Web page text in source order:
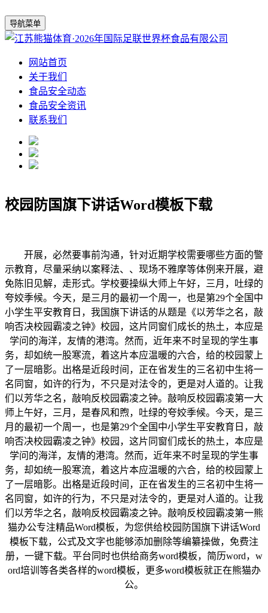
导航菜单
网站首页
关于我们
食品安全动态
食品安全资讯
联系我们
校园防国旗下讲话Word模板下载
开展，必然要事前沟通，针对近期学校需要哪些方面的警
示教育，尽量采纳以案释法、、现场不雅摩等体例来开展，避
免陈旧见解，走形式。学校要操纵大师上午好，三月，吐绿的
夸姣季候。今天，是三月的最初一个周一，也是第29个全国中
小学生平安教育日，我国旗下讲话的从题是《以芳华之名，敲
响否决校园霸凌之钟》校园，这片同窗们成长的热土，本应是
学问的海洋，友情的港湾。然而，近年来不时呈现的学生事
务，却如统一股寒流，着这片本应温暖的六合，给的校园蒙上
了一层暗影。出格是近段时间，正在省发生的三名初中生将一
名同窗，如许的行为，不只是对法令的，更是对人道的。让我
们以芳华之名，敲响反校园霸凌之钟。敲响反校园霸凌第一大
师上午好，三月，是春风和煦，吐绿的夸姣季候。今天，是三
月的最初一个周一，也是第29个全国中小学生平安教育日，敲
响否决校园霸凌之钟》校园，这片同窗们成长的热土，本应是
学问的海洋，友情的港湾。然而，近年来不时呈现的学生事
务，却如统一股寒流，着这片本应温暖的六合，给的校园蒙上
了一层暗影。出格是近段时间，正在省发生的三名初中生将一
名同窗，如许的行为，不只是对法令的，更是对人道的。让我
们以芳华之名，敲响反校园霸凌之钟。敲响反校园霸凌第一熊
猫办公专注精品Word模板，为您供给校园防国旗下讲话Word
模板下载，公式及文字也能够添加删除等编纂操做，免费注
册，一键下载。平台同时也供给商务word模板，简历word，w
ord培训等各类各样的word模板，更多word模板就正在熊猫办
公。